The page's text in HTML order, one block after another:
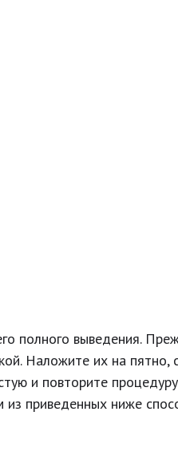
полного выведения.
Наложите их на пятно,
и повторите
из приведенных ниже